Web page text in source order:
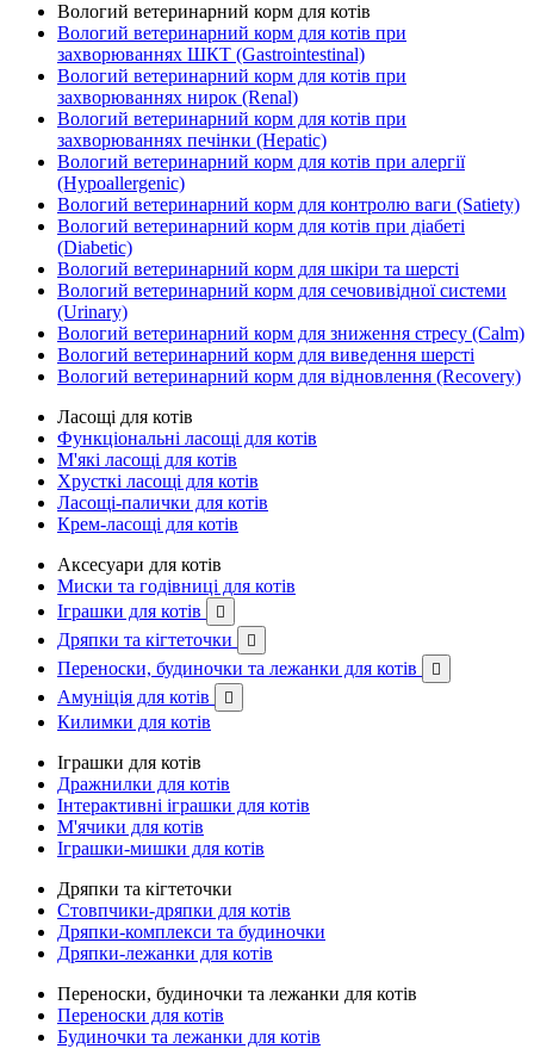
Вологий ветеринарний корм для котів
Вологий ветеринарний корм для котів при
захворюваннях ШКТ (Gastrointestinal)
Вологий ветеринарний корм для котів при
захворюваннях нирок (Renal)
Вологий ветеринарний корм для котів при
захворюваннях печінки (Hepatic)
Вологий ветеринарний корм для котів при алергії
(Hypoallergenic)
Вологий ветеринарний корм для контролю ваги (Satiety)
Вологий ветеринарний корм для котів при діабеті
(Diabetic)
Вологий ветеринарний корм для шкіри та шерсті
Вологий ветеринарний корм для сечовивідної системи
(Urinary)
Вологий ветеринарний корм для зниження стресу (Calm)
Вологий ветеринарний корм для виведення шерсті
Вологий ветеринарний корм для відновлення (Recovery)
Ласощі для котів
Функціональні ласощі для котів
М'які ласощі для котів
Хрусткі ласощі для котів
Ласощі-палички для котів
Крем-ласощі для котів
Аксесуари для котів
Миски та годівниці для котів
Іграшки для котів

Дряпки та кігтеточки 
Переноски, будиночки та лежанки для котів 
Амуніція для котів 
Килимки для котів
Іграшки для котів
Дражнилки для котів
Інтерактивні іграшки для котів
М'ячики для котів
Іграшки-мишки для котів
Дряпки та кігтеточки
Стовпчики-дряпки для котів
Дряпки-комплекси та будиночки
Дряпки-лежанки для котів
Переноски, будиночки та лежанки для котів
Переноски для котів
Будиночки та лежанки для котів